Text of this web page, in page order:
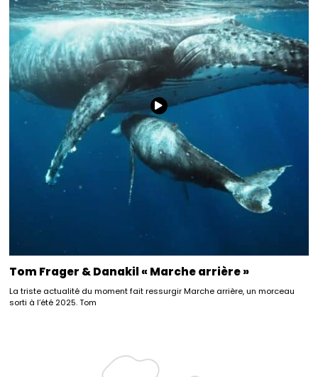
Tom Frager & Danakil « Marche arrière »
La triste actualité du moment fait ressurgir Marche arrière, un morceau
sorti à l’été 2025. Tom